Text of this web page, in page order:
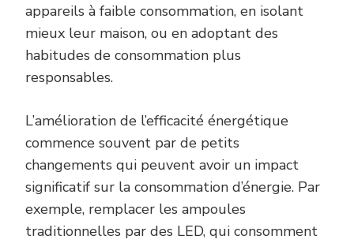
appareils à faible consommation, en isolant
mieux leur maison, ou en adoptant des
habitudes de consommation plus
responsables.
L’amélioration de l’efficacité énergétique
commence souvent par de petits
changements qui peuvent avoir un impact
significatif sur la consommation d’énergie. Par
exemple, remplacer les ampoules
traditionnelles par des LED, qui consomment